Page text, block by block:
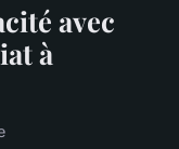
avec
à